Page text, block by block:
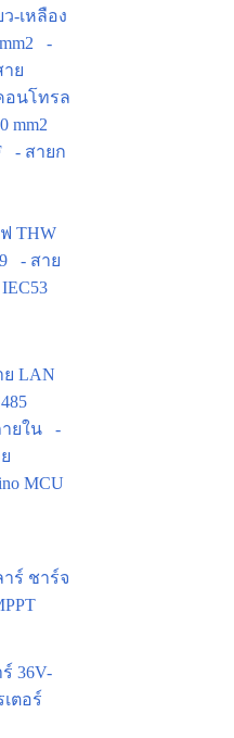
-เหลือง
-
าย
อนโทรล
mm2
- สายก
THW
- สาย
ย LAN
ยใน
-
MCU
ร์ ชาร์จ
36V-
เตอร์